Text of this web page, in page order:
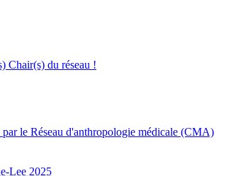
Chair(s) du réseau !
le Réseau d'anthropologie médicale (CMA)
Lee 2025